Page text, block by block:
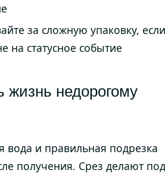
за сложную упаковку, если
на статусное событие
жизнь недорогому
вода и правильная подрезка
получения. Срез делают под